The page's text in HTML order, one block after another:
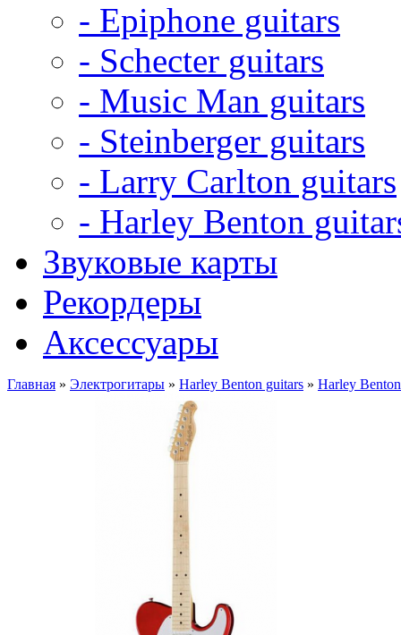
- Epiphone guitars
- Schecter guitars
- Music Man guitars
- Steinberger guitars
- Larry Carlton guitars
- Harley Benton
Звуковые карты
Рекордеры
Аксессуары
Главная » Электрогитары » Harley Benton guitars » Harley